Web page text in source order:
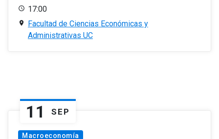
17:00
Facultad de Ciencias Económicas y
Administrativas UC
11 SEP
Macroeconomía